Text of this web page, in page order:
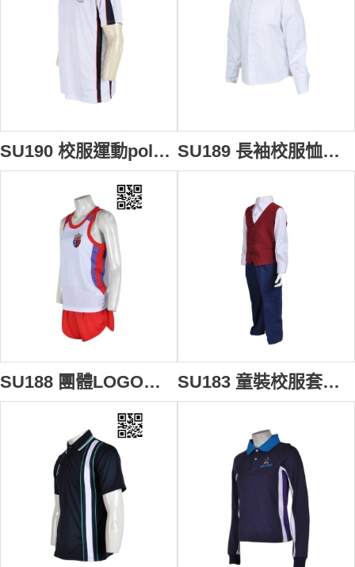
SU190 校服運動polo上衣 來款訂製 加大碼運動polo衫 polo衫款式設計 polo衫生產廠家 SU189 長袖校服恤衫 在線訂購 幼稚園恤衫 制服恤衫設計恤衫 恤衫配搭 恤衫專門店
SU188 團體LOGO繡花運動套裝 度身訂製 田徑運動校服 運動款式校服設計 校服運動套裝應商 SU183 童裝校服套裝 度身訂製 小學三件套校服 套裝禮服設計選擇 校服供應商